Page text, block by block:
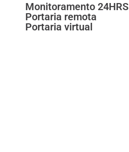
Monitoramento 24HRS
Portaria remota
Portaria virtual